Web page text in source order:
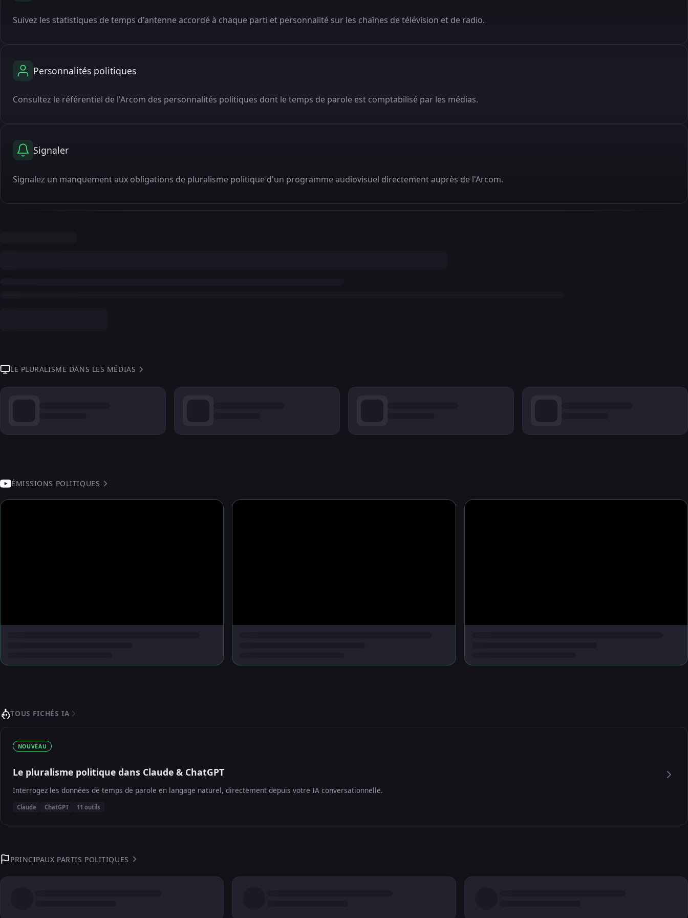
Suivez les statistiques de temps d'antenne accordé à chaque parti et personnalité sur les chaînes de télévision et de radio.
Personnalités politiques
Consultez le référentiel de l'Arcom des personnalités politiques dont le temps de parole est comptabilisé par les médias.
Signaler
Signalez un manquement aux obligations de pluralisme politique d'un programme audiovisuel directement auprès de l'Arcom.
LE PLURALISME DANS LES MÉDIAS
ÉMISSIONS POLITIQUES
TOUS FICHÉS IA
NOUVEAU
Le pluralisme politique dans Claude & ChatGPT
Interrogez les données de temps de parole en langage naturel, directement depuis votre IA conversationnelle.
Claude ChatGPT 11 outils
PRINCIPAUX PARTIS POLITIQUES